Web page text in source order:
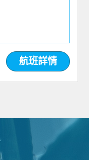
航班詳情